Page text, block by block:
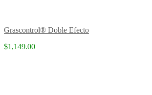
Grascontrol® Doble Efecto
$1,149.00